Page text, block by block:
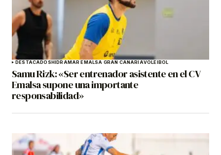
DESTACADOSHIDRAMAR EMALSA GRAN CANARIAVOLEIBOL
Samu Rizk: «Ser entrenador asistente en el CV
Emalsa supone una importante
responsabilidad»